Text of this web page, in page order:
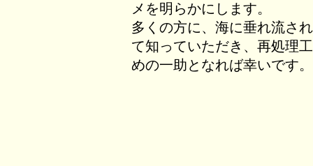
メを明らかにします。
多くの方に、海に垂れ流さ
て知っていただき、再処理
めの一助となれば幸いです。